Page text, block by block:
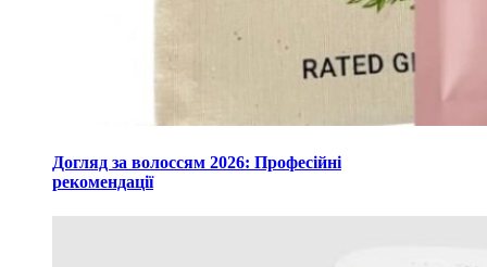
Догляд за волоссям 2026: Професійні
рекомендації